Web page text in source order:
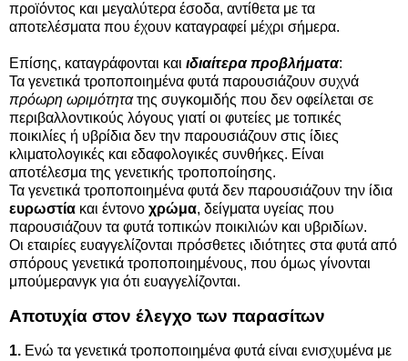
προϊόντος και μεγαλύτερα έσοδα, αντίθετα με τα
αποτελέσματα που έχουν καταγραφεί μέχρι σήμερα.
Επίσης, καταγράφονται και ιδιαίτερα προβλήματα:
Τα γενετικά τροποποιημένα φυτά παρουσιάζουν συχνά
πρόωρη ωριμότητατης συγκομιδής που δεν οφείλεται σε
περιβαλλοντικούς λόγους γιατί οι φυτείες με τοπικές
ποικιλίες ή υβρίδια δεν την παρουσιάζουν στις ίδιες
κλιματολογικές και εδαφολογικές συνθήκες. Είναι
αποτέλεσμα της γενετικής τροποποίησης.
Τα γενετικά τροποποιημένα φυτά δεν παρουσιάζουν την ίδια
ευρωστία και έντονο χρώμα, δείγματα υγείας που
παρουσιάζουν τα φυτά τοπικών ποικιλιών και υβριδίων.
Οι εταιρίες ευαγγελίζονται πρόσθετες ιδιότητες στα φυτά από
σπόρους γενετικά τροποποιημένους, που όμως γίνονται
μπούμερανγκ για ότι ευαγγελίζονται.
Αποτυχία στον έλεγχο των παρασίτων
1. Ενώ τα γενετικά τροποποιημένα φυτά είναι ενισχυμένα με